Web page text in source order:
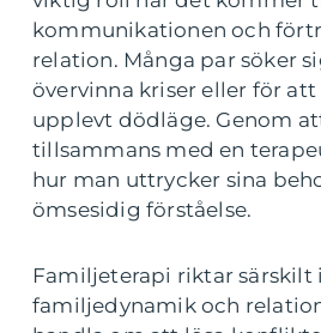
kommunikationen och
relation. Många par söker
övervinna kriser eller för
upplevt dödläge. Genom
tillsammans med en
hur man uttrycker sina
ömsesidig förståelse.
Familjeterapi riktar särskilt
familjedynamik och